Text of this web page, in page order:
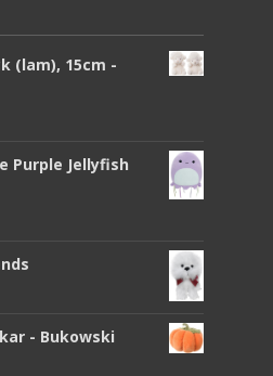
(lam), 15cm -
Purple Jellyfish
- Bukowski